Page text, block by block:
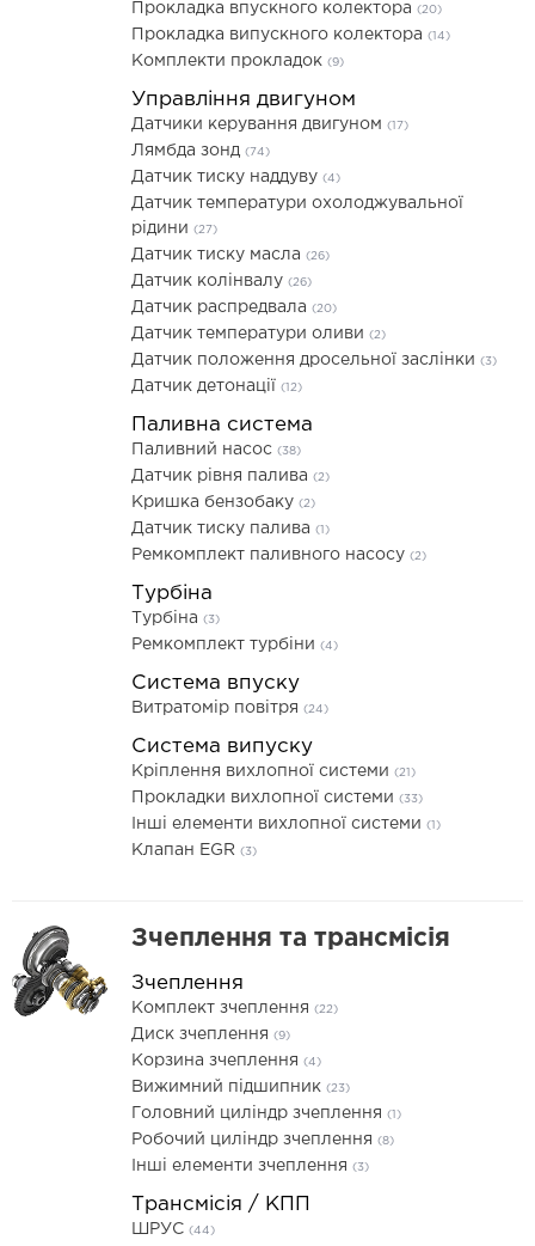
Прокладка впускного колектора (20)
Прокладка випускного колектора (14)
Комплекти прокладок (9)
Управління двигуном
Датчики керування двигуном (17)
Лямбда зонд (74)
Датчик тиску наддуву (4)
Датчик температури охолоджувальної
рідини (27)
Датчик тиску масла (26)
Датчик колінвалу (26)
Датчик распредвала (20)
Датчик температури оливи (2)
Датчик положення дросельної заслінки (3)
Датчик детонації (12)
Паливна система
Паливний насос (38)
Датчик рівня палива (2)
Кришка бензобаку (2)
Датчик тиску палива (1)
Ремкомплект паливного насосу (2)
Турбіна
Турбіна (3)
Ремкомплект турбіни (4)
Система впуску
Витратомір повітря (24)
Система випуску
Кріплення вихлопної системи (21)
Прокладки вихлопної системи (33)
Інші елементи вихлопної системи (1)
Клапан EGR (3)
Зчеплення та трансмісія
Зчеплення
Комплект зчеплення (22)
Диск зчеплення (9)
Корзина зчеплення (4)
Вижимний підшипник (23)
Головний циліндр зчеплення (1)
Робочий циліндр зчеплення (8)
Інші елементи зчеплення (3)
Трансмісія / КПП
ШРУС (44)